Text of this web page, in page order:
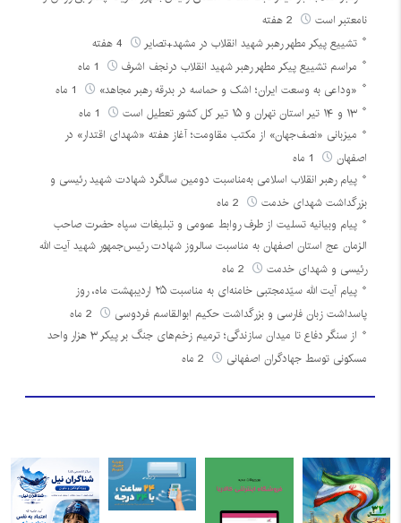
نامعتبر است
تشییع پیکر مطهر رهبر شهید انقلاب در مشهد+تصایر
مراسم تشییع پیکر مطهر رهبر شهید انقلاب درنجف اشرف
«وداعی به وسعت ایران؛ اشک و حماسه در بدرقه رهبر مجاهد»
۱۳ و ۱۴ تیر استان تهران و ۱۵ تیر کل کشور تعطیل است
میزبانی «نصف‌جهان» از مکتب مقاومت؛ آغاز هفته «شهدای اقتدار» در
اصفهان
پیام رهبر انقلاب اسلامی به‌مناسبت دومین سالگرد شهادت شهید رئیسی و
بزرگداشت شهدای خدمت
پیام وبیانیه تسلیت از طرف روابط عمومی و تبلیغات سپاه حضرت صاحب
الزمان عج استان اصفهان به مناسبت سالروز شهادت رئیس‌جمهور شهید آیت الله
رئیسی و شهدای خدمت
پیام آیت الله سیّدمجتبی خامنه‌ای به مناسبت ۲۵ اردیبهشت ماه، روز
پاسداشت زبان فارسی و بزرگداشت حکیم ابوالقاسم فردوسی
از سنگر دفاع تا میدان سازندگی؛ ترمیم زخم‌های جنگ بر پیکر ۳ هزار واحد
مسکونی توسط جهادگران اصفهانی